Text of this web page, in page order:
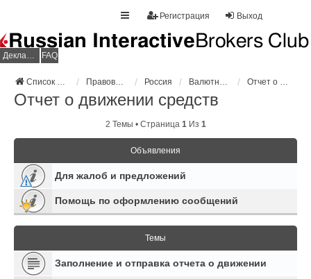
Выход
Регистрация
Декларация НДФЛ FAQ
Список форумов Правовое регулирование Россия Валютный контроль Отчет о движении средств
Отчет о движении средств
2 Темы • Страница 1Из 1
Объявления
Для жалоб и предложений
Помощь по оформлению сообщений
Темы
Заполнение и отправка отчета о движении